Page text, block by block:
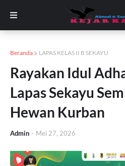
Beranda LAPAS KELAS II B SEKAYU
Rayakan Idul
Lapas Sekayu
Hewan Kurban
Admin - Mei 27, 2026